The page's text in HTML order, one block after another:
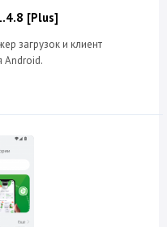
[Plus]
загрузок и клиент
Android.